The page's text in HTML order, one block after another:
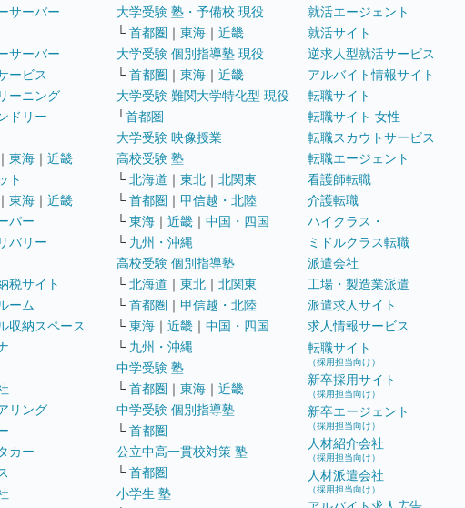
サーバー
サーバー
ービス
ーニング
ドリー
東海 ｜ 近畿
ト
東海 ｜ 近畿
パー
バリー
税サイト
ーム
収納スペース
リング
カー
大学受験 塾・予備校 現役
└ 首都圏 ｜ 東海 ｜ 近畿
大学受験 個別指導塾 現役
└ 首都圏 ｜ 東海 ｜ 近畿
大学受験 難関大学特化型 現役
└首都圏
大学受験 映像授業
高校受験 塾
└ 北海道 ｜ 東北 ｜ 北関東
└ 首都圏 ｜ 甲信越・北陸
└ 東海 ｜ 近畿 ｜ 中国・四国
└ 九州・沖縄
高校受験 個別指導塾
└ 北海道 ｜ 東北 ｜ 北関東
└ 首都圏 ｜ 甲信越・北陸
└ 東海 ｜ 近畿 ｜ 中国・四国
└ 九州・沖縄
中学受験 塾
└ 首都圏 ｜ 東海 ｜ 近畿
中学受験 個別指導塾
└ 首都圏
公立中高一貫校対策 塾
└ 首都圏
小学生 塾
就活エージェント
就活サイト
逆求人型就活サービス
アルバイト情報サイト
転職サイト
転職サイト 女性
転職スカウトサービス
転職エージェント
看護師転職
介護転職
ハイクラス・
ミドルクラス転職
派遣会社
工場・製造業派遣
派遣求人サイト
求人情報サービス
転職サイト
（採用担当向け）
新卒採用サイト
（採用担当向け）
新卒エージェント
（採用担当向け）
人材紹介会社
（採用担当向け）
人材派遣会社
（採用担当向け）